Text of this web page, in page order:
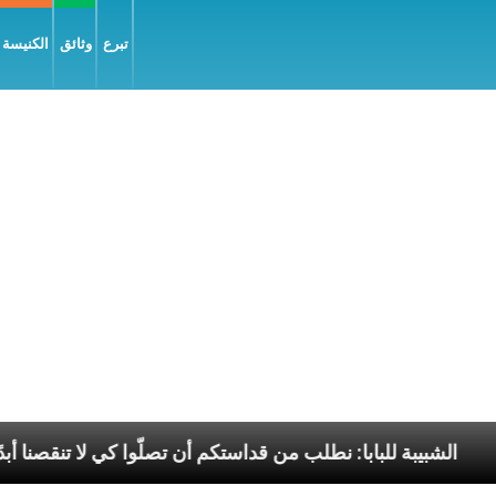
وثائق تبرع
الشبيبة للبابا: نطلب من قداستكم أن تصلّوا كي